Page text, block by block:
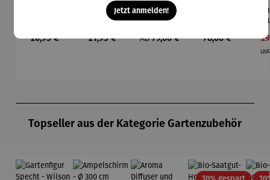
Durchschnittliche Bewertung von 5 von 5 Sternen
2tlg.-Set
Regulärer Preis:
26,95 €
"Ruhrpott-
Brotzeit"
2tlg.-Set
Regulärer Preis:
21,95 €
Durchschnittliche Bewertung von 4
Aroma
Diffuser
Laterne –
Regulärer Preis:
Ab79,00 €
Picasso –
Regulärer Preis:
78,00 €
&
Topseller aus der Kategorie Gartenzubehör
Rabatt
Jetzt anmelden!